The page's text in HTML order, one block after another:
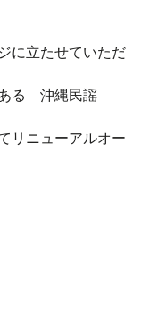
に立たせていただ
る　沖縄民謡
リニューアルオー